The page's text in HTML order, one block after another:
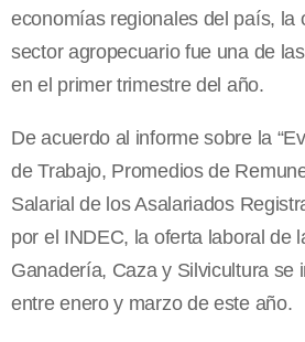
economías regionales del país, la
sector agropecuario fue una de
en el primer trimestre del año.
De acuerdo al informe sobre la
de Trabajo, Promedios de
Salarial de los Asalariados
por el INDEC, la oferta laboral de
Ganadería, Caza y Silvicultura se
entre enero y marzo de este año.